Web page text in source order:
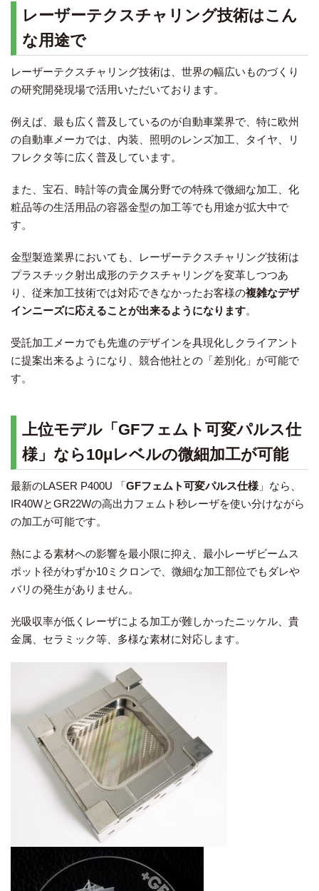
レーザーテクスチャリング技術はこん
な用途で
レーザーテクスチャリング技術は、世界の幅広いものづくり
の研究開発現場で活用いただいております。
例えば、最も広く普及しているのが自動車業界で、特に欧州
の自動車メーカでは、内装、照明のレンズ加工、タイヤ、リ
フレクタ等に広く普及しています。
また、宝石、時計等の貴金属分野での特殊で微細な加工、化
粧品等の生活用品の容器金型の加工等でも用途が拡大中で
す。
金型製造業界においても、レーザーテクスチャリング技術は
プラスチック射出成形のテクスチャリングを変革しつつあ
り、従来加工技術では対応できなかったお客様の複雑なデザ
インニーズに応えることが出来るようになります。
受託加工メーカでも先進のデザインを具現化しクライアント
に提案出来るようになり、競合他社との「差別化」が可能で
す。
上位モデル「GFフェムト可変パルス仕
様」なら10μレベルの微細加工が可能
最新のLASER P400U 「GFフェムト可変パルス仕様 」なら、
IR40WとGR22Wの高出力フェムト秒レーザを使い分けながら
の加工が可能です。
熱による素材への影響を最小限に抑え、最小レーザビームス
ポット径がわずか10ミクロンで、微細な加工部位でもダレや
バリの発生がありません。
光吸収率が低くレーザによる加工が難しかったニッケル、貴
金属、セラミック等、多様な素材に対応します。